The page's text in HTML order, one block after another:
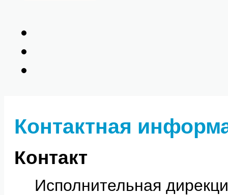
Контактная
Контакт
Исполнительная